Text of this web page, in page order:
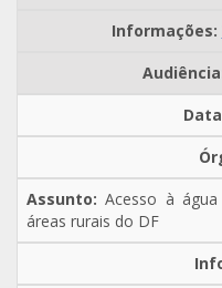
Acesso à
áreas rurais do DF